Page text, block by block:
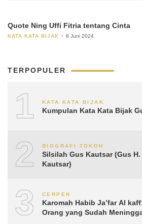
Quote Ning Uffi Fitria tentang Cinta
KATA KATA BIJAK 8 Juni 2024
TERPOPULER
1 KATA KATA BIJAK
Kumpulan Kata Kata Bijak
2 BIOGRAFI TOKOH
Silsilah Gus Kautsar (Gus H.
Kautsar)
3 CERPEN
Karomah Habib Ja’far Al
Orang yang Sudah